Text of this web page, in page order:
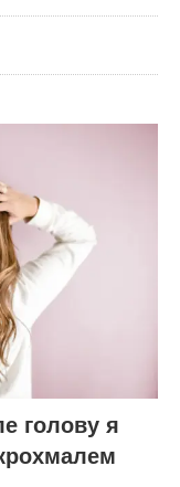
голову я